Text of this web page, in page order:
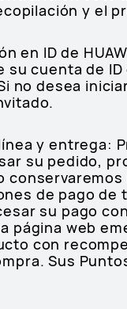
y el
en ID de
su cuenta de
no desea
y entrega:
su pedido,
de pago de
su pago
página web
con
Sus